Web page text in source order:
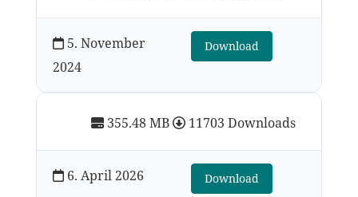
355.48 MB 11703 Downloads
6. April 2026 Download
5. November
2024
Download